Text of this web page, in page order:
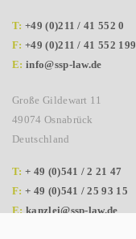
T: +49 (0)211 / 41 552 0
F: +49 (0)211 / 41 552 199
E: info@ssp-law.de
Große Gildewart 11
49074 Osnabrück
Deutschland
T: + 49 (0)541 / 2 21 47
F: + 49 (0)541 / 25 93 15
E:kanzlei@ssp-law.de